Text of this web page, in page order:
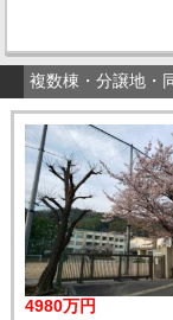
複数棟・分譲地・
4980万円